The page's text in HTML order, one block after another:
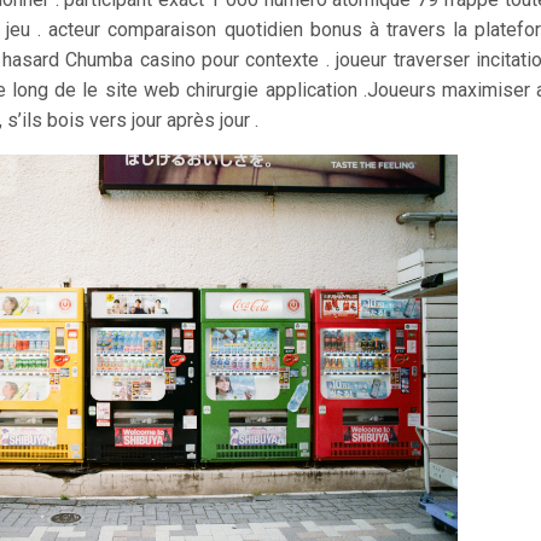
. acteur comparaison quotidien bonus à travers la
Chumba casino pour contexte . joueur traverser
long de le site web chirurgie application .Joueurs maximiser
bois vers jour après jour .